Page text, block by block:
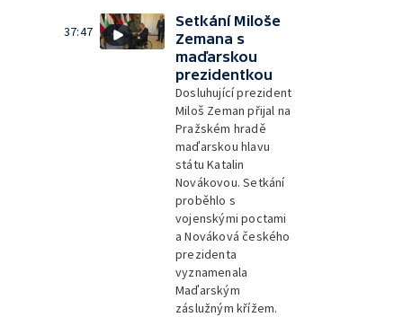
37:47
Setkání Miloše
Zemana s
maďarskou
prezidentkou
Dosluhující prezident
Miloš Zeman přijal na
Pražském hradě
maďarskou hlavu
státu Katalin
Novákovou. Setkání
proběhlo s
vojenskými poctami
a Nováková českého
prezidenta
vyznamenala
Maďarským
záslužným křížem.